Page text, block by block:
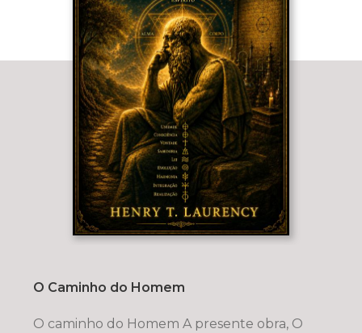
O Caminho do Homem
O caminho do Homem A presente obra, O